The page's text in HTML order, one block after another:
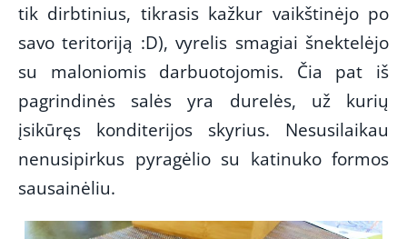
tik dirbtinius, tikrasis kažkur vaikštinėjo po
savo teritoriją :D),vyrelis smagiai šnektelėjo
su maloniomis darbuotojomis. Čia pat iš
pagrindinės salės yra durelės, už kurių
įsikūręs konditerijos skyrius. Nesusilaikau
nenusipirkus pyragėlio su katinuko formos
sausainėliu.